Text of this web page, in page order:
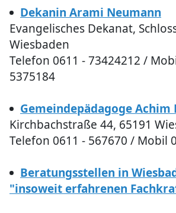
Dekanin Arami Neumann
Evangelisches Dekanat,
Wiesbaden
Telefon 0611 - 73424212 /
5375184
Gemeindepädagoge Achim
Kirchbachstraße 44, 65191
Telefon 0611 - 567670 / Mobil
Beratungsstellen in
"insoweit erfahrenen